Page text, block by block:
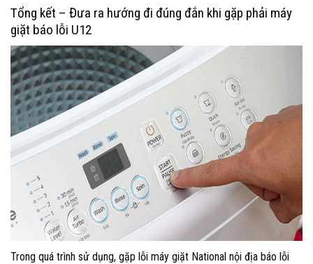
Tổng kết – Đưa ra hướng đi đúng đắn khi gặp phải máy
giặt báo lỗi U12
Trong quá trình sử dụng, gặp lỗi máy giặt National nội địa báo lỗi